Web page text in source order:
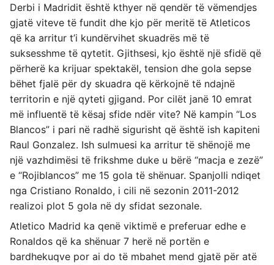
Derbi i Madridit është kthyer në qendër të vëmendjes
gjatë viteve të fundit dhe kjo për meritë të Atleticos
që ka arritur t’i kundërvihet skuadrës më të
suksesshme të qytetit. Gjithsesi, kjo është një sfidë që
përherë ka krijuar spektakël, tension dhe gola sepse
bëhet fjalë për dy skuadra që kërkojnë të ndajnë
territorin e një qyteti gjigand. Por cilët janë 10 emrat
më influentë të kësaj sfide ndër vite? Në kampin “Los
Blancos” i pari në radhë sigurisht që është ish kapiteni
Raul Gonzalez. Ish sulmuesi ka arritur të shënojë me
një vazhdimësi të frikshme duke u bërë “macja e zezë”
e “Rojiblancos” me 15 gola të shënuar. Spanjolli ndiqet
nga Cristiano Ronaldo, i cili në sezonin 2011-2012
realizoi plot 5 gola në dy sfidat sezonale.
Atletico Madrid ka qenë viktimë e preferuar edhe e
Ronaldos që ka shënuar 7 herë në portën e
bardhekuqve por ai do të mbahet mend gjatë për atë